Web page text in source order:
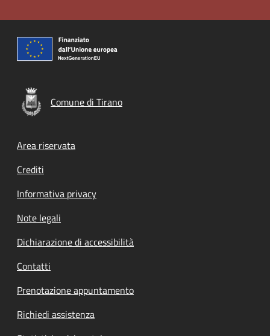
Comune di Tirano
Footer menu
Area riservata
Crediti
Informativa privacy
Note legali
Dichiarazione di accessibilità
Contatti
Prenotazione appuntamento
Richiedi assistenza